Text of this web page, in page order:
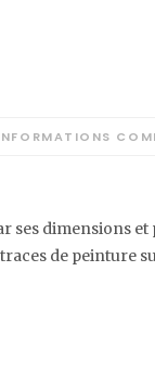
ses dimensions
de peinture